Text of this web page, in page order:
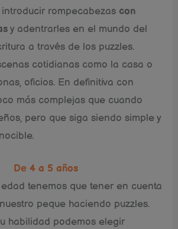
rompecabezas con
y adentrarles en el mundo del
a través de los puzzles.
cotidianas como la casa o
oficios. En definitiva con
más complejas que cuando
pero que siga siendo simple y
De 4 a 5 años
tenemos que tener en cuenta
peque haciendo puzzles.
habilidad podemos elegir